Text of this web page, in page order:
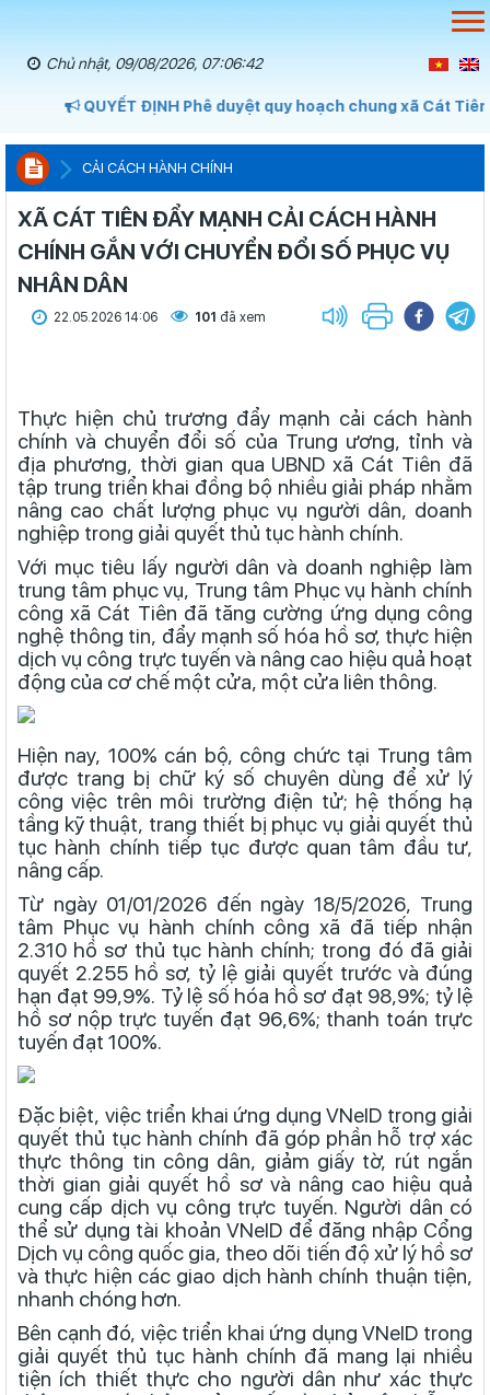
Chủ nhật, 09/08/2026, 07:06:43
QUYẾT ĐỊNH Phê duyệt quy hoạch chung xã Cát Tiên,
CẢI CÁCH HÀNH CHÍNH
XÃ CÁT TIÊN ĐẨY MẠNH CẢI CÁCH HÀNH
CHÍNH GẮN VỚI CHUYỂN ĐỔI SỐ PHỤC VỤ
NHÂN DÂN
22.05.2026 14:06 101 đã xem
Thực hiện chủ trương đẩy mạnh cải cách hành
chính và chuyển đổi số của Trung ương, tỉnh và
địa phương, thời gian qua UBND xã Cát Tiên đã
tập trung triển khai đồng bộ nhiều giải pháp nhằm
nâng cao chất lượng phục vụ người dân, doanh
nghiệp trong giải quyết thủ tục hành chính.
Với mục tiêu lấy người dân và doanh nghiệp làm
trung tâm phục vụ, Trung tâm Phục vụ hành chính
công xã Cát Tiên đã tăng cường ứng dụng công
nghệ thông tin, đẩy mạnh số hóa hồ sơ, thực hiện
dịch vụ công trực tuyến và nâng cao hiệu quả hoạt
động của cơ chế một cửa, một cửa liên thông.
Hiện nay, 100% cán bộ, công chức tại Trung tâm
được trang bị chữ ký số chuyên dùng để xử lý
công việc trên môi trường điện tử; hệ thống hạ
tầng kỹ thuật, trang thiết bị phục vụ giải quyết thủ
tục hành chính tiếp tục được quan tâm đầu tư,
nâng cấp.
Từ ngày 01/01/2026 đến ngày 18/5/2026, Trung
tâm Phục vụ hành chính công xã đã tiếp nhận
2.310 hồ sơ thủ tục hành chính; trong đó đã giải
quyết 2.255 hồ sơ, tỷ lệ giải quyết trước và đúng
hạn đạt 99,9%. Tỷ lệ số hóa hồ sơ đạt 98,9%; tỷ lệ
hồ sơ nộp trực tuyến đạt 96,6%; thanh toán trực
tuyến đạt 100%.
Đặc biệt, việc triển khai ứng dụng VNeID trong giải
quyết thủ tục hành chính đã góp phần hỗ trợ xác
thực thông tin công dân, giảm giấy tờ, rút ngắn
thời gian giải quyết hồ sơ và nâng cao hiệu quả
cung cấp dịch vụ công trực tuyến. Người dân có
thể sử dụng tài khoản VNeID để đăng nhập Cổng
Dịch vụ công quốc gia, theo dõi tiến độ xử lý hồ sơ
và thực hiện các giao dịch hành chính thuận tiện,
nhanh chóng hơn.
Bên cạnh đó, việc triển khai ứng dụng VNeID trong
giải quyết thủ tục hành chính đã mang lại nhiều
tiện ích thiết thực cho người dân như xác thực